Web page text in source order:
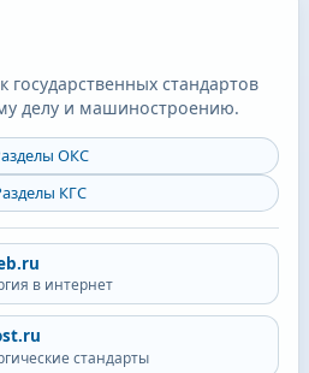
стандартов
делу и машиностроению.
ОКС
КГС
в интернет
стандарты